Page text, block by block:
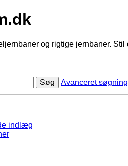
og rigtige jernbaner. Stil
Søg Avanceret søgning
indlæg